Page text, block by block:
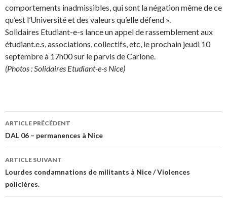
comportements inadmissibles, qui sont la négation même de ce
qu’est l’Université et des valeurs qu’elle défend ».
Solidaires Etudiant-e-s lance un appel de rassemblement aux
étudiant.e.s, associations, collectifs, etc, le prochain jeudi 10
septembre à 17h00 sur le parvis de Carlone.
(Photos : Solidaires Etudiant-e-s Nice)
Navigation
des
articles
ARTICLE PRÉCÉDENT
DAL 06 – permanences à Nice
ARTICLE SUIVANT
Lourdes condamnations de militants à Nice / Violences
policières.